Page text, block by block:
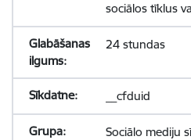
sociālos tīklus
24 stundas
__cfduid
Sociālo mediju